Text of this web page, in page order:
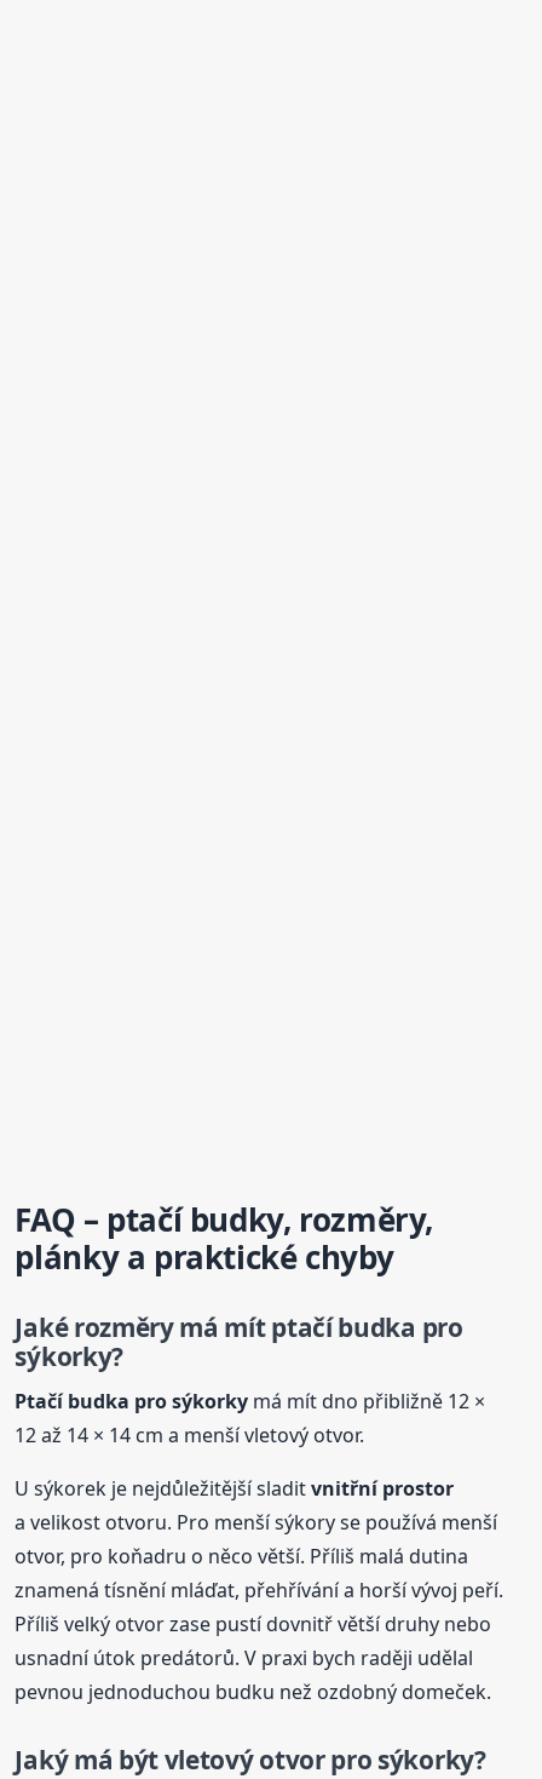
FAQ – ptačí budky, rozměry,
plánky a praktické chyby
Jaké rozměry má mít ptačíbudka pro
sýkorky?
Ptačíbudka pro sýkorky má mít dno přibližně 12 ×
12 až 14 × 14 cm a menší vletový otvor.
U sýkorek je nejdůležitější sladitvnitřní prostor
a velikost otvoru. Pro menší sýkory se používá menší
otvor, pro koňadru o něco větší. Příliš malá dutina
znamená tísnění mláďat, přehřívání a horší vývoj peří.
Příliš velký otvor zase pustí dovnitř větší druhy nebo
usnadní útok predátorů. V praxi bych raději udělal
pevnou jednoduchou budku než ozdobný domeček.
Jaký má být vletový otvor pro sýkorky?